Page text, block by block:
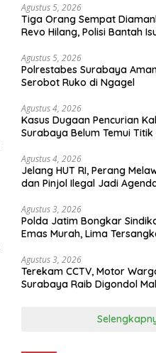
Agustus 5, 2026
Tiga Orang Sempat
Revo Hilang, Polisi Bantah
Agustus 5, 2026
Polrestabes Surabaya
Serobot Ruko di Ngagel
Agustus 4, 2026
Kasus Dugaan Pencurian
Surabaya Belum Temui Titik
Agustus 4, 2026
Jelang HUT RI, Perang
dan Pinjol Ilegal Jadi
Agustus 3, 2026
Polda Jatim Bongkar
Emas Murah, Lima
Agustus 3, 2026
Terekam CCTV, Motor
Surabaya Raib Digondol